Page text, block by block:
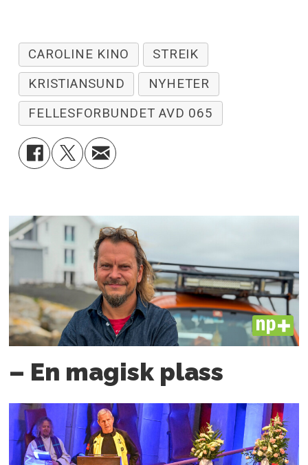
CAROLINE KINO
STREIK
KRISTIANSUND
NYHETER
FELLESFORBUNDET AVD 065
PLUS
– En magisk plass